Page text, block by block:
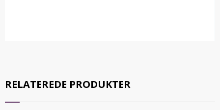
RELATEREDE PRODUKTER